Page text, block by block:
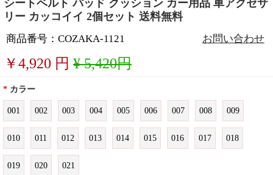
シートベルト パッド クッション カー用品 車アクセサ
リー カッコイイ 2個セット 送料無料
商品番号：COZAKA-1121 お問い合わせ
￥4,920 円 ¥ 5,420円
* カラー
001 002 003 004 005 006 007 008 009
010 011 012 013 014 015 016 017 018
019 020 021